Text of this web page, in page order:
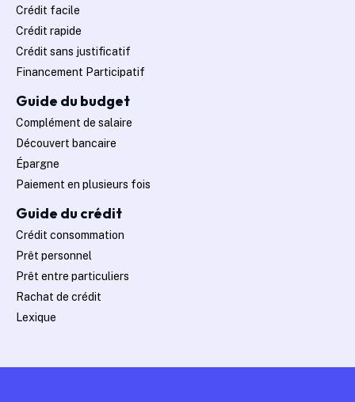
Crédit facile
Crédit rapide
Crédit sans justificatif
Financement Participatif
Guide du budget
Complément de salaire
Découvert bancaire
Épargne
Paiement en plusieurs fois
Guide du crédit
Crédit consommation
Prêt personnel
Prêt entre particuliers
Rachat de crédit
Lexique